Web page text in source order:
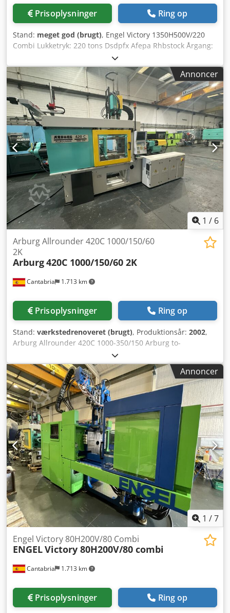
Prisoplysninger Ring op
Stand: meget god (brugt), Engel Victory 1350H500V/220
Combi Lukketryk: 220 tons Dsdpfx Afepa Rhbstock Årgang:
2004 Opspændingsplade (B x H): 960 x 830 mm Snegl: 55
mm + 40 mm 618 cm³ + 251 cm³ Styring: EC100/A03
Minimal værktøjsmonteringshøjde: 320 mm Maksimal
værktøjsmonteringshøjde: 730 mm
Annoncer
1 / 6
Cantabria 1.713 km
Arburg Allrounder 420C 1000/150/60
2K
Arburg420C 1000/150/60 2K
Prisoplysninger Ring op
Stand: værkstedrenoveret (brugt), Produktionsår: 2002,
Arburg Allrounder 420C 1000-350/150 Arburg to-
komponent maskine med 100 tons lukketryk. Produktionsår
2002. 79.115 driftstimer. Maskinen leveres fuldstændig
renoveret af vores tekniske ekspertteam og i perfekt
driftstilstand. Vi kan tilbyde opstart på Deres anlæg, hvilket
garanterer korrekt funktion. Ekstraudstyr: Drejeplade,
Geiger robot, Wanner kværn. Tekniske specifikationer
LUKKEKRAFT: 1000 kN SNEKKE, HORISONTAL: 40 mm
bimetal SNEKKE, VERTIKAL: 25 mm INJEKTIONSTRYK: 2500
bar vertikal / 2120 bar horisontal INJEKTIONSVOLUMEN,
HORISONTAL: 182 cm³ INJEKTIONSVOLUMEN, VERTIKAL: 54
cm³ SØJLEAFSTAND: 420 x 420 mm Dedpep Audqofx Aftock
MIN. FORMLUFTYKKELSE: 250 mm MAKS. AFSTAND
MELLEM PLADER: 750 mm DRIFTSTIMER: 79.115
PRODUKTIONSÅR: 2002
Annoncer
1 /7
Cantabria 1.713 km
Engel Victory 80H200V/80 Combi
ENGELVictory 80H200V/80 combi
Prisoplysninger Ring op